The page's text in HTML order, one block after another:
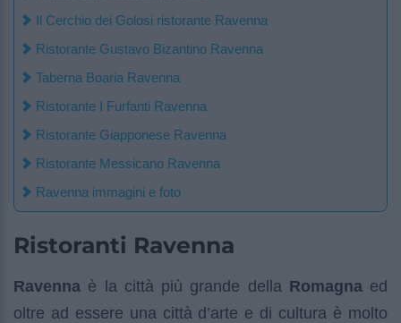
Il Cerchio dei Golosi ristorante Ravenna
Ristorante Gustavo Bizantino Ravenna
Taberna Boaria Ravenna
Ristorante I Furfanti Ravenna
Ristorante Giapponese Ravenna
Ristorante Messicano Ravenna
Ravenna immagini e foto
Ristoranti Ravenna
Ravenna è la città più grande della Romagnaed
oltre ad essere una città d’arte e di cultura è molto